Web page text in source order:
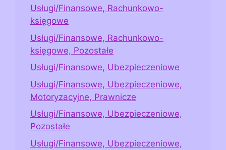
Usługi/Finansowe, Rachunkowo-
księgowe
Usługi/Finansowe, Rachunkowo-
księgowe, Pozostałe
Usługi/Finansowe, Ubezpieczeniowe
Usługi/Finansowe, Ubezpieczeniowe,
Motoryzacyjne, Prawnicze
Usługi/Finansowe, Ubezpieczeniowe,
Pozostałe
Usługi/Finansowe, Ubezpieczeniowe,